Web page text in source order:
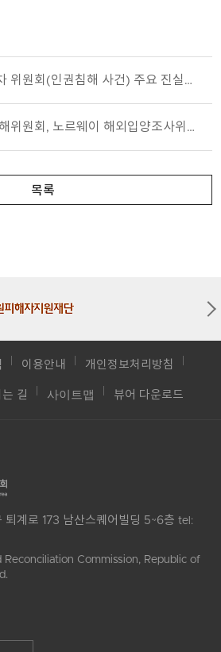
제102차 위원회(인권침해 사건) 주요 진실규명 결정 사건
진실화해위원회, 노르웨이 해외입양조사위원회와 업무협의
목록
이용안내 개인정보처리방침
길 사이트맵 뷰어 다운로드
계로 173 남산스퀘어빌딩 5~6층tel:
Commission, Republic of